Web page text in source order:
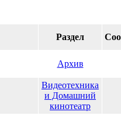
Раздел
Архив
Видеотехника
и Домашний
кинотеатр